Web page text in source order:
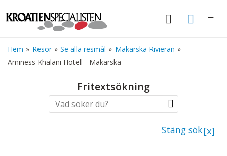
Hem » Resor » Se alla resmål » Makarska Rivieran »
Aminess Khalani Hotell - Makarska
Fritextsökning
Stäng sök